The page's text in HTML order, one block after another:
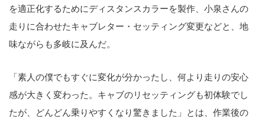
を適正化するためにディスタンスカラーを製作、小泉さんの
走りに合わせたキャブレター・セッティング変更などと、地
味ながらも多岐に及んだ。
「素人の僕でもすぐに変化が分かったし、何より走りの安心
感が大きく変わった。キャブのリセッティングも初体験でし
たが、どんどん乗りやすくなり驚きました」とは、作業後の